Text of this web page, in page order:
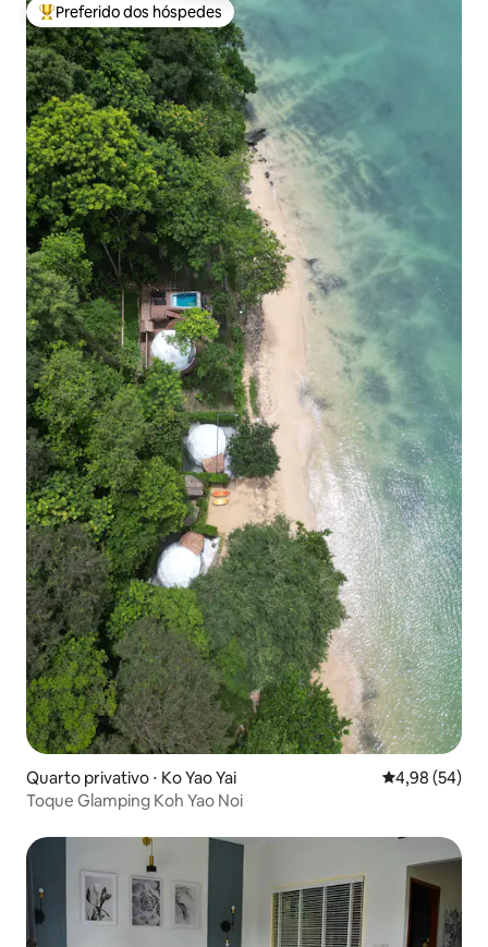
Entre os melhores preferidos dos hóspedes
Preferido dos hóspedes
Quarto privativo ⋅ Ko Yao Yai 4,98 de uma
4,98 (54)
Toque Glamping Koh Yao Noi